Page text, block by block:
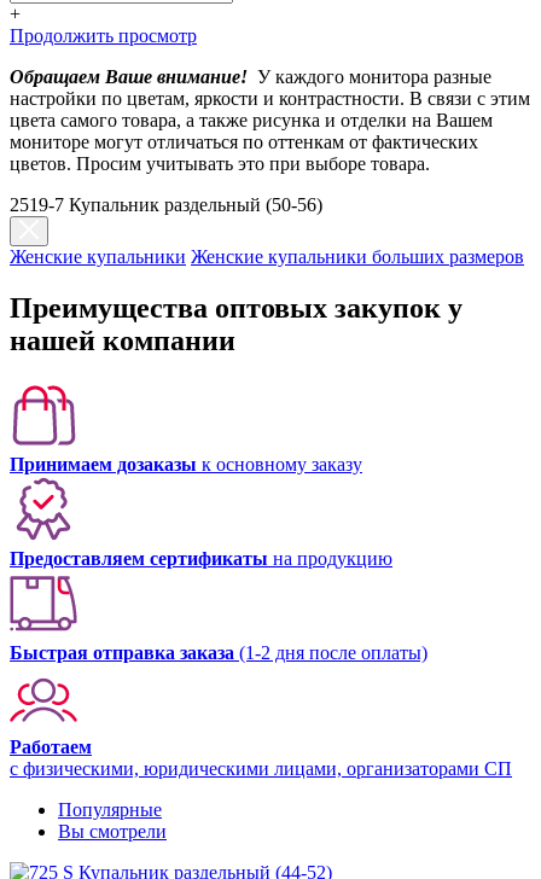
+
Продолжить просмотр
Обращаем Ваше внимание! У каждого монитора разные
настройки по цветам, яркости и контрастности. В связи с этим
цвета самого товара, а также рисунка и отделки на Вашем
мониторе могут отличаться по оттенкам от фактических
цветов. Просим учитывать это при выборе товара.
2519-7 Купальник раздельный (50-56)
Женские купальники Женские купальники больших размеров
Преимущества оптовых закупок у
нашей компании
Принимаем дозаказы к основному заказу
Предоставляем сертификаты на продукцию
Быстрая отправка заказа (1-2 дня после оплаты)
Работаем
с физическими, юридическими лицами, организаторами СП
Популярные
Вы смотрели